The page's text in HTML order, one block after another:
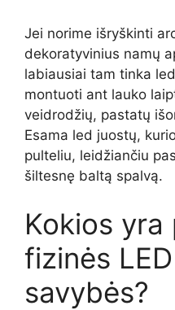
Jei norime išryškinti
dekoratyvinius namų
labiausiai tam tinka
montuoti ant lauko
veidrodžių, pastatų
Esama led juostų,
pulteliu, leidžiančiu
šiltesnę baltą spalvą.
Kokios yra
fizinės
savybės?